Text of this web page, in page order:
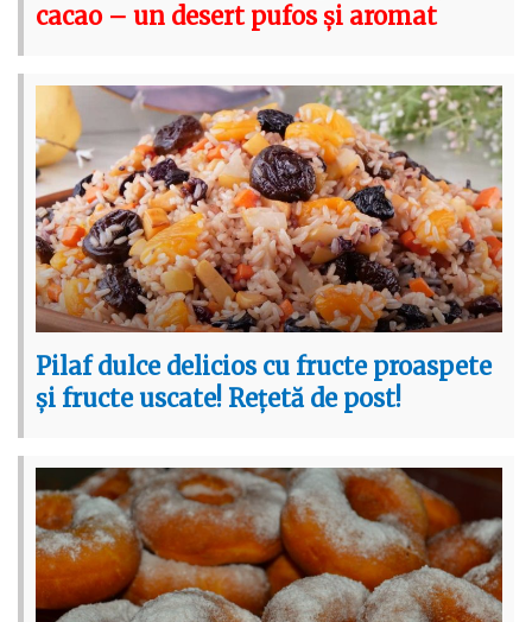
cacao – un desert pufos și aromat
Pilaf dulce delicios cu fructe proaspete
și fructe uscate! Rețetă de post!